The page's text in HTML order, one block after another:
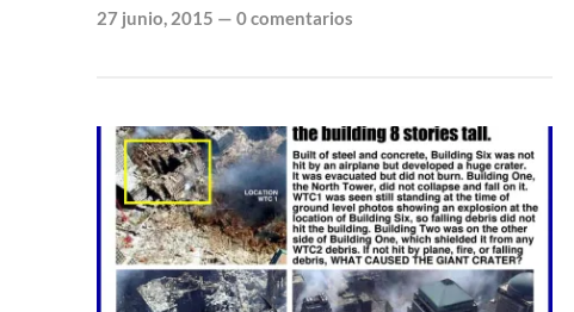
27 junio, 2015 — 0 comentarios